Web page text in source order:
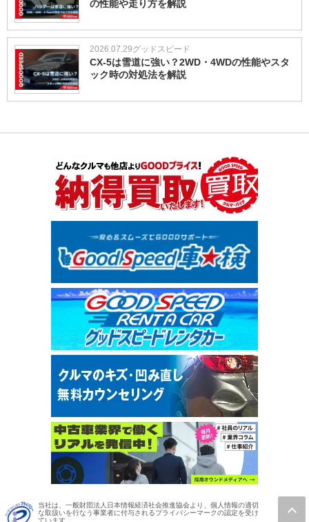
の性能や走り方を解説
2026.07.29グッドスピード
CX-5は雪道に強い？2WD・4WDの性能やスタ
ック時の対処法を解説
当社は、一般財団法人日本情報経済社会推進協会より、個人情報の適切
な取扱いを行なう事業者に付与されるプライバシーマークの認定を受け
ています。